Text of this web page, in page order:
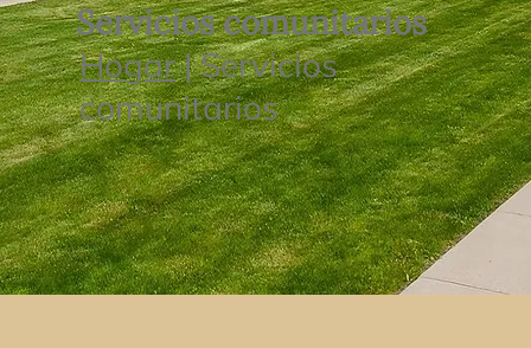
Servicios comunitarios
Hogar| Servicios
comunitarios